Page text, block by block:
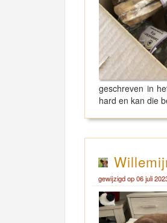
geschreven in
hard en kan die
gewijzigd op 06 juli